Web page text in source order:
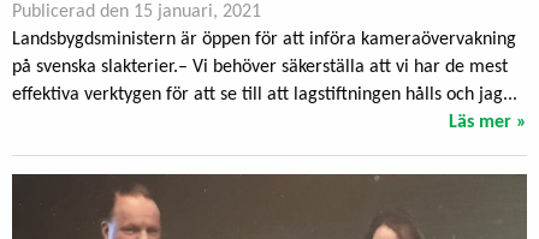
Publicerad den 15 januari, 2021
Landsbygdsministern är öppen för att införa kameraövervakning
på svenska slakterier.– Vi behöver säkerställa att vi har de mest
effektiva verktygen för att se till att lagstiftningen hålls och jag...
Läs mer »